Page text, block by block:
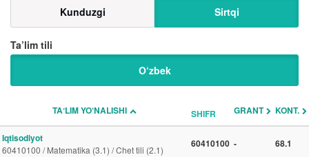
Kunduzgi
Sirtqi
Ta’lim tili
O‘zbek
TAʼLIM YO‘NALISHI SHIFR GRANT KONT.
Iqtisodiyot
60410100 / Matematika (3.1) / Chet tili (2.1)
60410100 - 68.1